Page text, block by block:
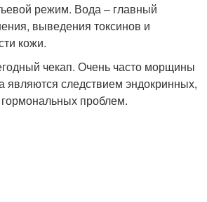
режим. Вода – главный
выведения токсинов и
кожи.
чекап. Очень часто морщины
являются следствием эндокринных,
проблем.